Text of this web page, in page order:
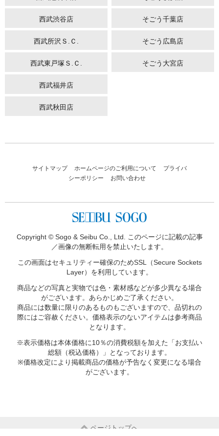
西武渋谷店
西武所沢Ｓ.Ｃ.
西武東戸塚Ｓ.Ｃ.
西武福井店
西武秋田店
そごう千葉店
そごう広島店
そごう大宮店
サイトマップ ホームページのご利用について
プライバ
シーポリシー
お問い合わせ
Copyright © Sogo & Seibu Co., Ltd. このページに記載の記事
／画像の無断転用を禁止いたします。
この画面はセキュリティー確保のためSSL（Secure Sockets
Layer）を利用しています。
商品などの写真と実物では色・素材感などが多少異なる場合
がございます。あらかじめご了承ください。
商品には数量に限りのあるものもございますので、品切れの
際にはご容赦ください。価格表示のないアイテムは参考商品
となります。
※表示価格は本体価格に10％の消費税額を加えた「お支払い
総額（税込価格）」となっております。
※価格改定により掲載商品の価格が予告なく変更になる場合
がございます。
ページトップへ